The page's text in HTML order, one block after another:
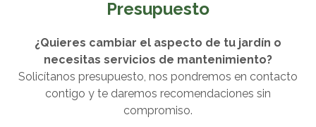
Presupuesto
¿Quieres cambiar el aspecto de tu jardín o
necesitas servicios de mantenimiento?
Solicítanos presupuesto, nos pondremos en contacto
contigo y te daremos recomendaciones sin
compromiso.